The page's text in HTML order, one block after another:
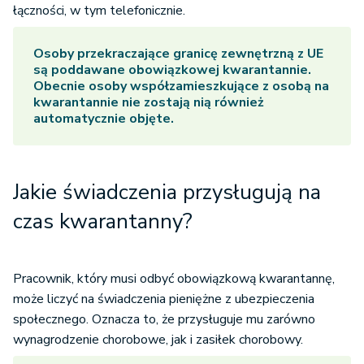
łączności, w tym telefonicznie.
Osoby przekraczające granicę zewnętrzną z UE
są poddawane obowiązkowej kwarantannie.
Obecnie osoby współzamieszkujące z osobą na
kwarantannie nie zostają nią również
automatycznie objęte.
Jakie świadczenia przysługują na
czas kwarantanny?
Pracownik, który musi odbyć obowiązkową kwarantannę,
może liczyć na świadczenia pieniężne z ubezpieczenia
społecznego. Oznacza to, że przysługuje mu zarówno
wynagrodzenie chorobowe, jak i zasiłek chorobowy.